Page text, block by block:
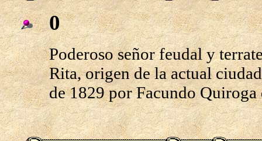
0
Poderoso señor feudal y
Rita, origen de la actual
de 1829 por Facundo